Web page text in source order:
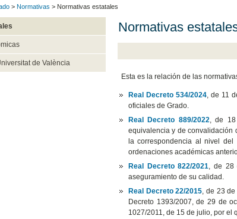
> Normativas > Normativas estatales
de València
Normativas
Esta es la relación de las
Real Decreto 534/2024, de 11
oficiales de Grado.
Real Decreto 889/2022 , de
equivalencia y de convalidación
la correspondencia al nivel del
ordenaciones académicas
Real Decreto 822/2021 , de
aseguramiento de su calidad.
Real Decreto 22/2015 , de 23
Decreto 1393/2007, de 29 de
1027/2011, de 15 de julio, por el